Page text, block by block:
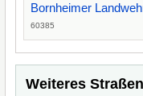
Bornheimer
60385
Weiteres